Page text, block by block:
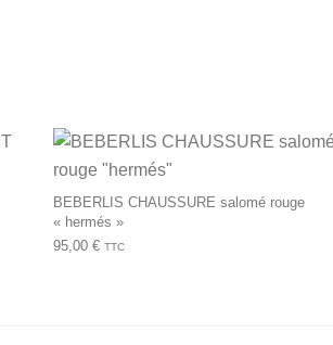
BEBERLIS CHAUSSURE salomé rouge
« hermés »
95,00 € TTC